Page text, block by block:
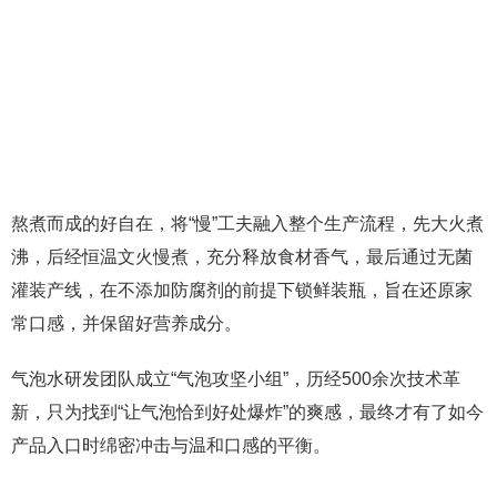
熬煮而成的好自在，将“慢”工夫融入整个生产流程，先大火煮
沸，后经恒温文火慢煮，充分释放食材香气，最后通过无菌
灌装产线，在不添加防腐剂的前提下锁鲜装瓶，旨在还原家
常口感，并保留好营养成分。
气泡水研发团队成立“气泡攻坚小组”，历经500余次技术革
新，只为找到“让气泡恰到好处爆炸”的爽感，最终才有了如今
产品入口时绵密冲击与温和口感的平衡。